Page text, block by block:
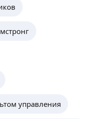
управления